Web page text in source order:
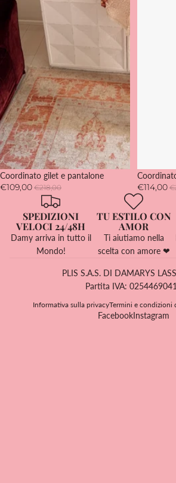
SOLD OUT
Coordinato gilet e pantalone
€109,00 €218,00
SOLD OUT
€114,00
SPEDIZIONI
VELOCI 24/48H
Damy arriva in tutto il
Mondo!
TU ESTILO CON
AMOR
Ti aiutiamo nella
scelta con amore ❤
PLIS S.A.S. DI DAMARYS
Partita IVA:
Informativa sulla privacyTermini e condizioni
FacebookInstagram